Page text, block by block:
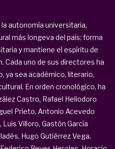
la autonomía universitaria,
más longeva del país; forma
y mantiene el espíritu de
Cada uno de sus directores ha
ya sea académico, literario,
En orden cronológico, ha
Castro, Rafael Heliodoro
Prieto, Antonio Acevedo
Luis Villoro, Gastón García
Hugo Gutiérrez Vega,